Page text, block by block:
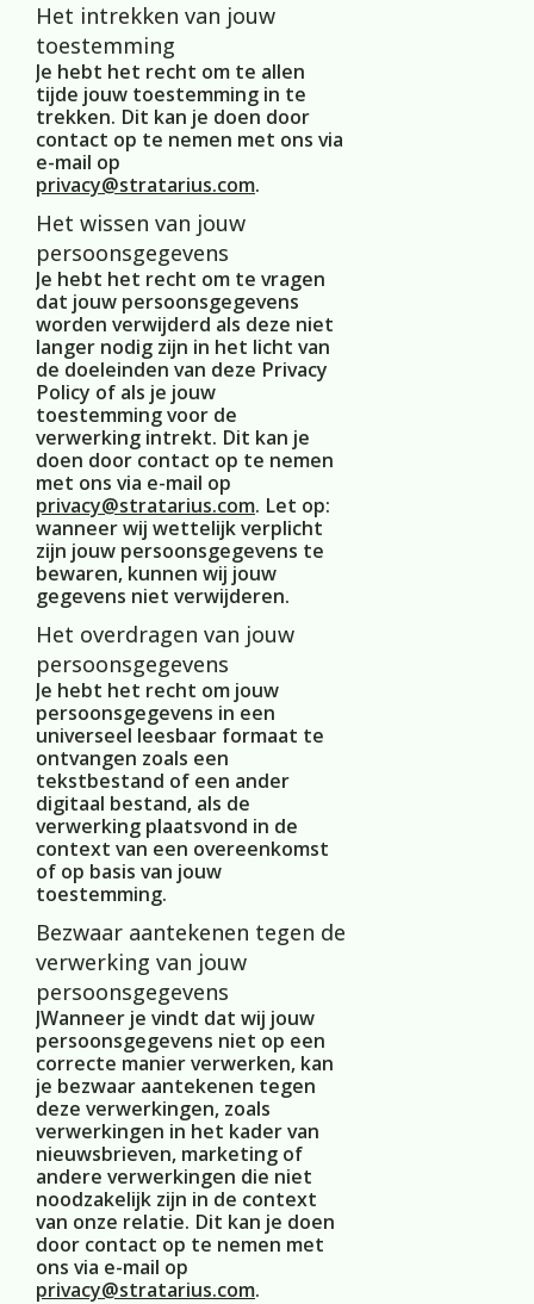
Het intrekken van jouw
toestemming
Je hebt het recht om te allen
tijde jouw toestemming in te
trekken. Dit kan je doen door
contact op te nemen met ons via
e-mail op
privacy@stratarius.com.
Het wissen van jouw
persoonsgegevens
Je hebt het recht om te vragen
dat jouw persoonsgegevens
worden verwijderd als deze niet
langer nodig zijn in het licht van
de doeleinden van deze Privacy
Policy of als je jouw
toestemming voor de
verwerking intrekt. Dit kan je
doen door contact op te nemen
met ons via e-mail op
privacy@stratarius.com. Let op:
wanneer wij wettelijk verplicht
zijn jouw persoonsgegevens te
bewaren, kunnen wij jouw
gegevens niet verwijderen.
Het overdragen van jouw
persoonsgegevens
Je hebt het recht om jouw
persoonsgegevens in een
universeel leesbaar formaat te
ontvangen zoals een
tekstbestand of een ander
digitaal bestand, als de
verwerking plaatsvond in de
context van een overeenkomst
of op basis van jouw
toestemming.
Bezwaar aantekenen tegen de
verwerking van jouw
persoonsgegevens
JWanneer je vindt dat wij jouw
persoonsgegevens niet op een
correcte manier verwerken, kan
je bezwaar aantekenen tegen
deze verwerkingen, zoals
verwerkingen in het kader van
nieuwsbrieven, marketing of
andere verwerkingen die niet
noodzakelijk zijn in de context
van onze relatie. Dit kan je doen
door contact op te nemen met
ons via e-mail op
privacy@stratarius.com.